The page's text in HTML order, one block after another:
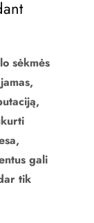
sėkmės
gali
tik